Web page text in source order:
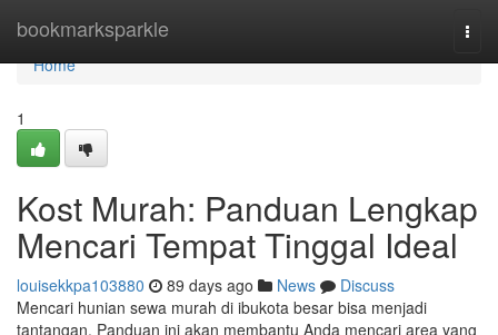
bookmarksparkle
Home
Home
1
Kost Murah: Panduan Lengkap
Mencari Tempat Tinggal Ideal
louisekkpa103880 89 days ago News
Discuss
Mencari hunian sewa murah di ibukota besar bisa menjadi
tantangan. Panduan ini akan membantu Anda mencari area yang